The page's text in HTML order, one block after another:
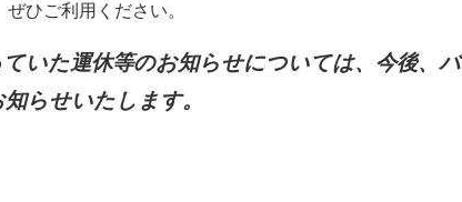
ひご利用ください。
いた運休等のお知らせについては、今後、バ
らせいたします。